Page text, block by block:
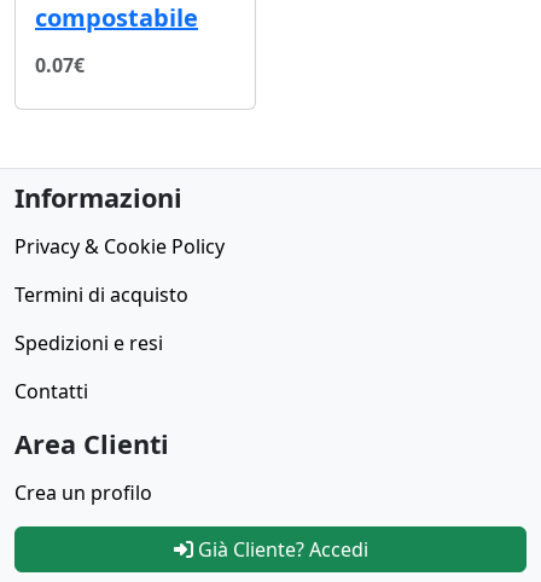
compostabile
0.07€
Informazioni
Privacy & Cookie Policy
Termini di acquisto
Spedizioni e resi
Contatti
Area Clienti
Crea un profilo
Già Cliente? Accedi